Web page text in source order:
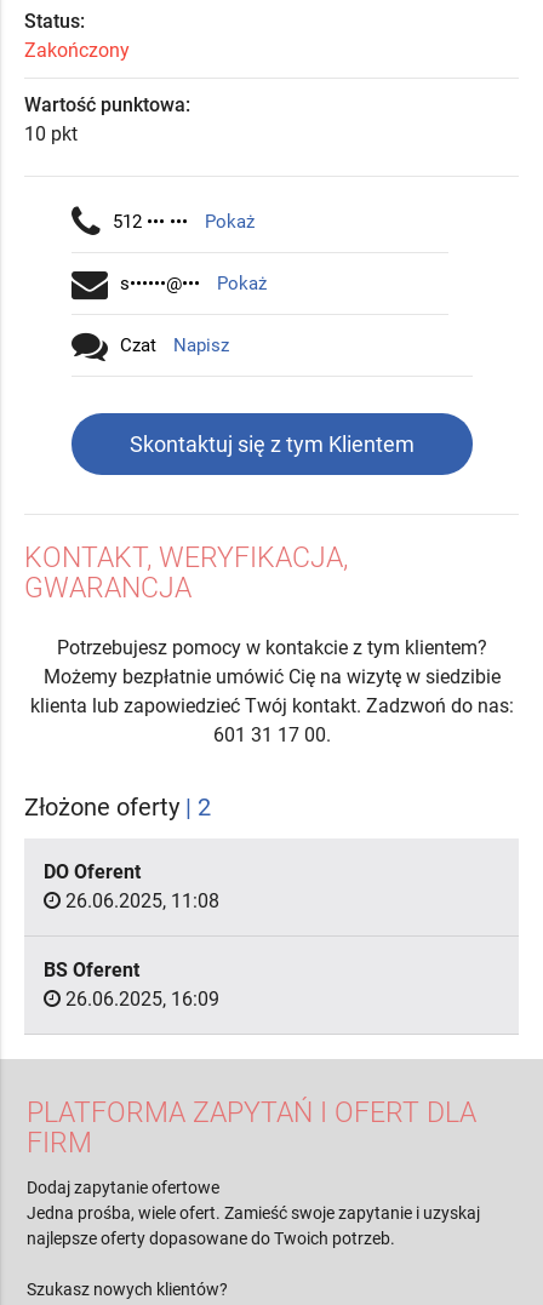
Status:
Zakończony
Wartość punktowa:
10 pkt
512 ••• ••• Pokaż
s••••••@••• Pokaż
Czat Napisz
Skontaktuj się z tym Klientem
KONTAKT, WERYFIKACJA,
GWARANCJA
Potrzebujesz pomocy w kontakcie z tym klientem?
Możemy bezpłatnie umówić Cię na wizytę w siedzibie
klienta lub zapowiedzieć Twój kontakt. Zadzwoń do nas:
601 31 17 00.
Złożone oferty | 2
DO Oferent
26.06.2025, 11:08
BS Oferent
26.06.2025, 16:09
PLATFORMA ZAPYTAŃ I OFERT DLA
FIRM
Dodaj zapytanie ofertowe
Jedna prośba, wiele ofert. Zamieść swoje zapytanie i uzyskaj
najlepsze oferty dopasowane do Twoich potrzeb.
Szukasz nowych klientów?